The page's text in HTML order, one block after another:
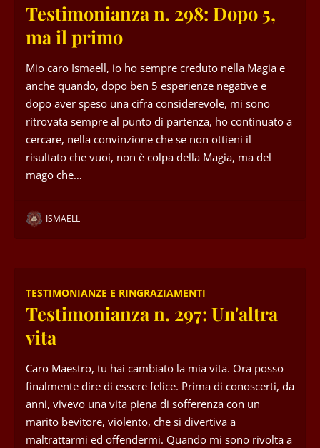
Testimonianza n. 298: Dopo 5,
ma il primo
Mio caro Ismaell, io ho sempre creduto nella Magia e
anche quando, dopo ben 5 esperienze negative e
dopo aver speso una cifra considerevole, mi sono
ritrovata sempre al punto di partenza, ho continuato a
cercare, nella convinzione che se non ottieni il
risultato che vuoi, non è colpa della Magia, ma del
mago che…
ISMAELL
TESTIMONIANZE E RINGRAZIAMENTI
Testimonianza n. 297: Un'altra
vita
Caro Maestro, tu hai cambiato la mia vita. Ora posso
finalmente dire di essere felice. Prima di conoscerti, da
anni, vivevo una vita piena di sofferenza con un
marito bevitore, violento, che si divertiva a
maltrattarmi ed offendermi. Quando mi sono rivolta a